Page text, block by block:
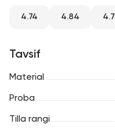
4.74 4.84 4.7
Tavsif
Material
Proba
Tilla rangi